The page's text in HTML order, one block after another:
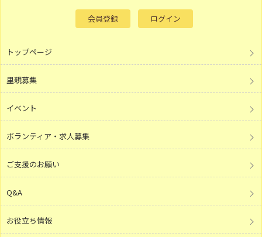
会員登録 ログイン
トップページ
里親募集
イベント
ボランティア・求人募集
ご支援のお願い
Q&A
お役立ち情報